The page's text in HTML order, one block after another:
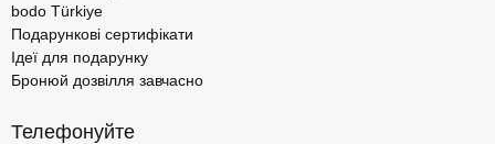
bodo Türkiye
Подарункові сертифікати
Ідеї для подарунку
Бронюй дозвілля завчасно
Телефонуйте